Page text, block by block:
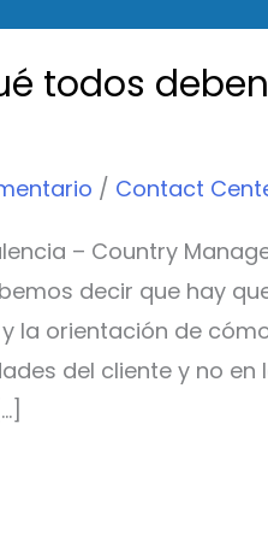
todos
/ Contact
– Country
decir que hay
y la orientación de
del cliente y no